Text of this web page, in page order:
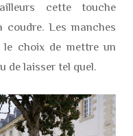
cette touche
coudre. Les manches
choix de mettre un
de laisser tel quel.